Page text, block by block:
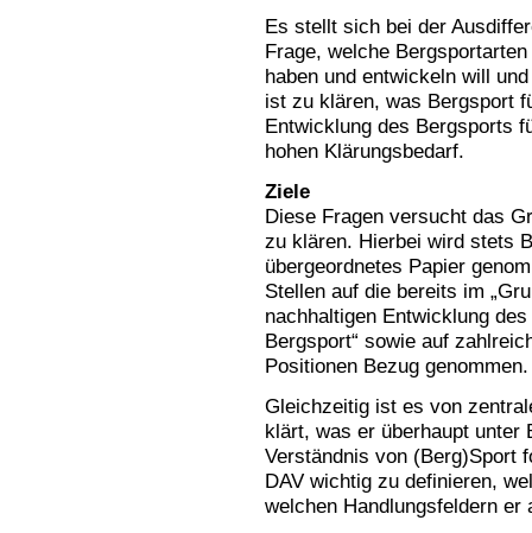
Es stellt sich bei der
Frage, welche
haben und entwickeln will
ist zu klären, was Bergsport
Entwicklung des Bergsports
hohen Klärungsbedarf.
Ziele
Diese Fragen versucht das
zu klären. Hierbei wird stets
übergeordnetes Papier
Stellen auf die bereits im
nachhaltigen Entwicklung
Bergsport“ sowie auf
Positionen Bezug genommen.
Gleichzeitig ist es von
klärt, was er überhaupt unter
Verständnis von (Berg)Sport
DAV wichtig zu definieren,
welchen Handlungsfeldern er